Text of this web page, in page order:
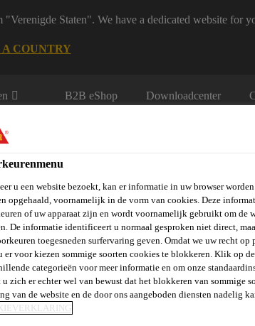
Staten". We have a dedicated website for
COUNTRY
B2B eShop Downloadcenter
Over Ons Sika at Work Knowledge
& Beton Storten Hulpstoffen voor Beton
u een website bezoekt, kan er informatie in uw browser
opgehaald, voornamelijk in de vorm van cookies. Deze
of uw apparaat zijn en wordt voornamelijk gebruikt om de
De informatie identificeert u normaal gesproken niet direct,
toegesneden surfervaring geven. Omdat we uw recht op
er voor kiezen sommige soorten cookies te blokkeren. Klik op
categorieën voor meer informatie en om onze
u zich er echter wel van bewust dat het blokkeren van sommige
van de website en de door ons aangeboden diensten nadelig